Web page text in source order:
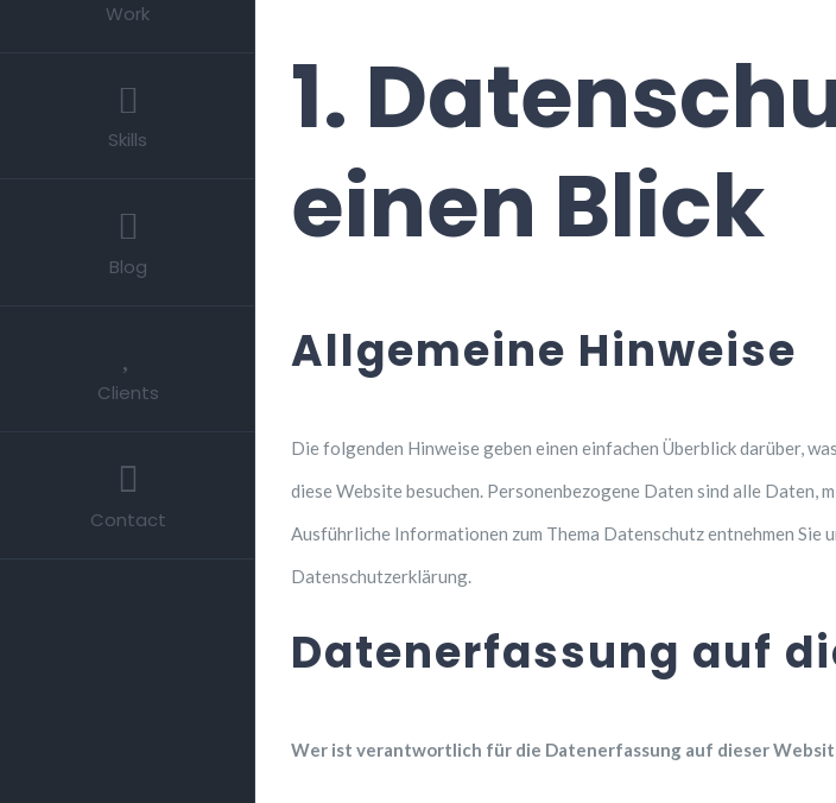
Work
Skills
Blog
Clients
Contact
1.
einen Blick
Allgemeine Hinweise
Die folgenden Hinweise geben einen einfachen Überblick darüber,
diese Website besuchen. Personenbezogene Daten sind alle Daten,
Ausführliche Informationen zum Thema Datenschutz entnehmen Sie
Datenschutzerklärung.
Datenerfassung auf
Wer ist verantwortlich für die Datenerfassung auf dieser